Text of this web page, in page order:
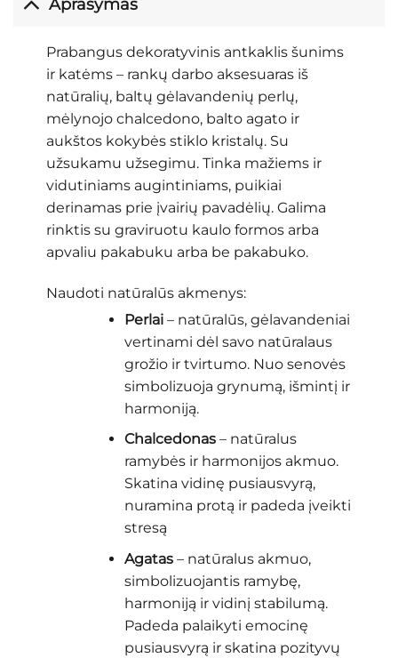
Aprašymas
Prabangus dekoratyvinis antkaklis šunims
ir katėms – rankų darbo aksesuaras iš
natūralių, baltų gėlavandenių perlų,
mėlynojo chalcedono, balto agato ir
aukštos kokybės stiklo kristalų. Su
užsukamu užsegimu. Tinka mažiems ir
vidutiniams augintiniams, puikiai
derinamas prie įvairių pavadėlių. Galima
rinktis su graviruotu kaulo formos arba
apvaliu pakabuku arba be pakabuko.
Naudoti natūralūs akmenys:
Perlai– natūralūs, gėlavandeniai
vertinami dėl savo natūralaus
grožio ir tvirtumo. Nuo senovės
simbolizuoja grynumą, išmintį ir
harmoniją.
Chalcedonas– natūralus
ramybės ir harmonijos akmuo.
Skatina vidinę pusiausvyrą,
nuramina protą ir padeda įveikti
stresą
Agatas– natūralus akmuo,
simbolizuojantis ramybę,
harmoniją ir vidinį stabilumą.
Padeda palaikyti emocinę
pusiausvyrą ir skatina pozityvų